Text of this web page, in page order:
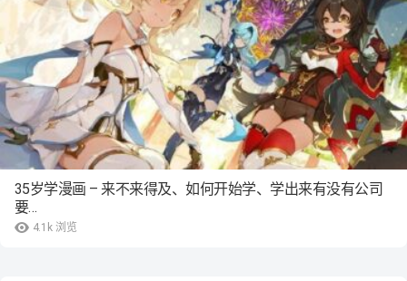
4.1k 浏览
35岁学漫画 – 来不来得及、如何开始学、学出来有没有公司
要…